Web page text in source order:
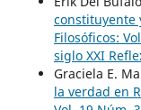
constituyente
Filosóficos:
siglo XXI
Graciela E.
la verdad en